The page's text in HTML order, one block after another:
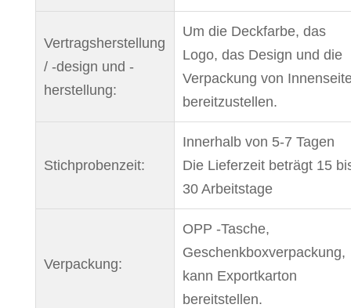
Vertragsherstellung
/ -design und -
herstellung:
Um die Deckfarbe, das
Logo, das Design und die
Verpackung von
bereitzustellen.
Stichprobenzeit:
Innerhalb von 5-7 Tagen
Die Lieferzeit beträgt 15
30 Arbeitstage
Verpackung:
OPP -Tasche,
Geschenkboxverpackung,
kann Exportkarton
bereitstellen.